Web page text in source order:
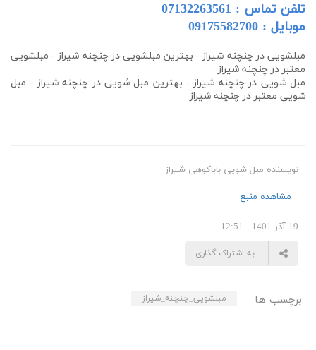
تلفن تماس : 07132263561
موبایل : 09175582700
مبلشویی در چنچنه شیراز - بهترین مبلشویی در چنچنه شیراز - مبلشویی
معتبر در چنچنه شیراز
مبل شویی در چنچنه شیراز - بهترین مبل شویی در چنچنهشیراز - مبل
شویی معتبر در چنچنه شیراز
نویسنده مبل شویی باباکوهی شیراز
مشاهده منبع
19 آذر 1401 - 12:51
به اشتراک گذاری
برچسب ها مبلشویی_چنچنه_شیراز